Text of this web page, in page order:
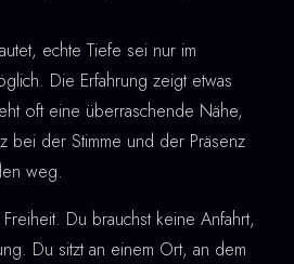
echte Tiefe sei nur im
Die Erfahrung zeigt etwas
oft eine überraschende Nähe,
bei der Stimme und der Präsenz
weg.
Du brauchst keine Anfahrt,
Du sitzt an einem Ort, an dem